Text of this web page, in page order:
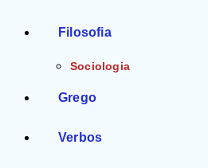
Filosofia
Sociologia
Grego
Verbos